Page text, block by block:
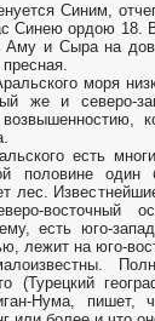
Синим,
Синею ордою 18.
Аму и Сыра на
моря
же и северо-
есть
половине один
лес.
восточный
есть юго-
лежит на юго-
(Турецкий
Нума, пишет,